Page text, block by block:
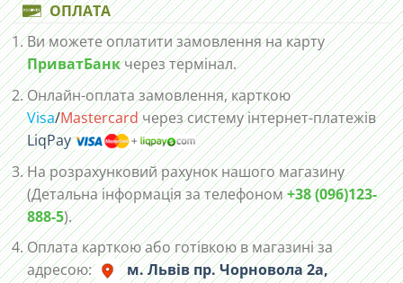
ОПЛАТА
Ви можете оплатити замовлення на карту
ПриватБанкчерез термінал.
Онлайн-оплата замовлення, карткою
Visa/Mastercardчерез систему інтернет-платежів
LiqPay
На розрахунковий рахунок нашого магазину
(Детальна інформація за телефоном+38 (096)123-
888-5).
Оплата карткою або готівкою в магазині за
адресою:
м. Львів пр. Чорновола 2а,